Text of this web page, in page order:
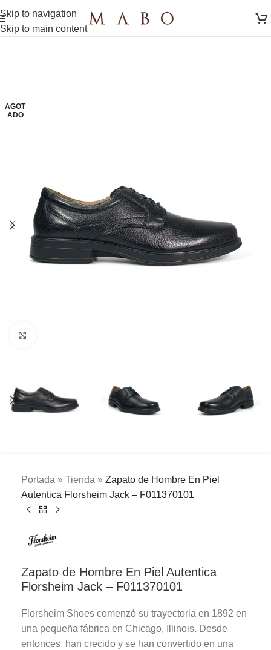
Skip to navigation
Skip to main content
AGOT
ADO
Portada » Tienda » Zapato de Hombre En Piel
Autentica Florsheim Jack – F011370101
Zapato de Hombre En Piel Autentica
Florsheim Jack – F011370101
Florsheim Shoes comenzó su trayectoria en 1892 en
una pequeña fábrica en Chicago, Illinois. Desde
entonces, han crecido y se han convertido en una